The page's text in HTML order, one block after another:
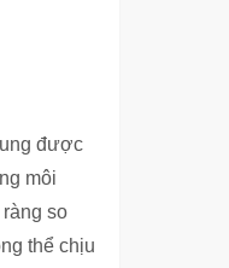
được
môi
so
thể chịu